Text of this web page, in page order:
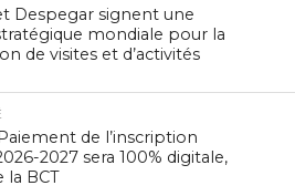
Despegar signent une
mondiale pour la
de visites et d’activités
de l’inscription
2027 sera 100% digitale,
la BCT